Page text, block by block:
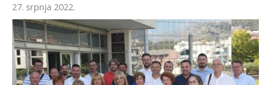
27. srpnja 2022.